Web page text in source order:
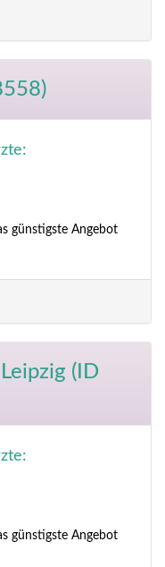
günstigste Angebot
(ID
günstigste Angebot